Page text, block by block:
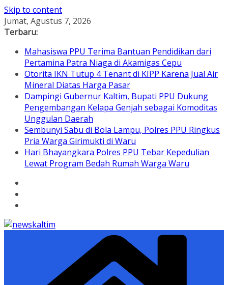
Skip to content
Jumat, Agustus 7, 2026
Terbaru:
Mahasiswa PPU Terima Bantuan Pendidikan dari
Pertamina Patra Niaga di Akamigas Cepu
Otorita IKN Tutup 4 Tenant di KIPP Karena Jual Air
Mineral Diatas Harga Pasar
Dampingi Gubernur Kaltim, Bupati PPU Dukung
Pengembangan Kelapa Genjah sebagai Komoditas
Unggulan Daerah
Sembunyi Sabu di Bola Lampu, Polres PPU Ringkus
Pria Warga Girimukti di Waru
Hari Bhayangkara Polres PPU Tebar Kepedulian
Lewat Program Bedah Rumah Warga Waru